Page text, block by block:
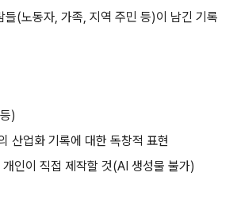
들(노동자, 가족, 지역 주민 등)이 남긴 기록
)
산업화 기록에 대한 독창적 표현
개인이 직접 제작할 것(AI 생성물 불가)